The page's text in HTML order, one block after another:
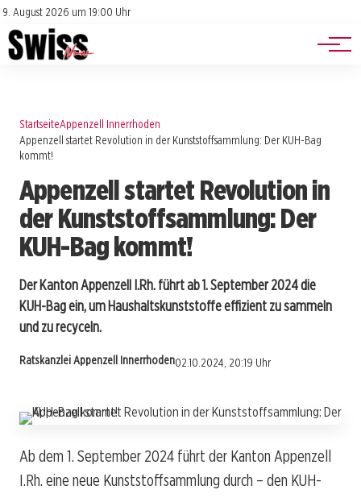
9. August 2026 um 19:00 Uhr
Impressum
Datenschutz
Jobs
Events
StartseiteAppenzell Innerrhoden
Appenzell startet Revolution in der Kunststoffsammlung: Der KUH-Bag
kommt!
Appenzell startet Revolution in
der Kunststoffsammlung: Der
KUH-Bag kommt!
Der Kanton Appenzell I.Rh. führt ab 1. September 2024 die
KUH-Bag ein, um Haushaltskunststoffe effizient zu sammeln
und zu recyceln.
Ratskanzlei Appenzell Innerrhoden02.10.2024, 20:19 Uhr
Ab dem 1. September 2024 führt der Kanton Appenzell
I.Rh. eine neue Kunststoffsammlung durch – den KUH-